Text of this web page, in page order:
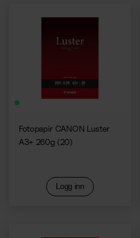
Fotopapir CANON Luster
A3+ 260g (20)
Logg inn